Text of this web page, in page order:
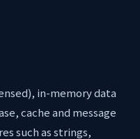
in-memory data
cache and message
such as strings,